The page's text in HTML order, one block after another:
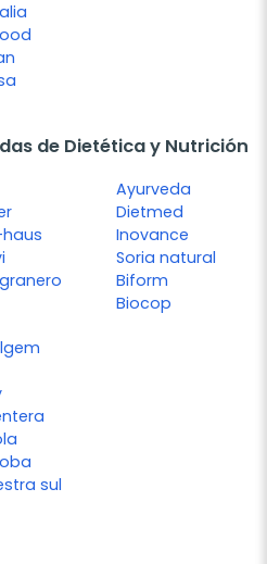
de Dietética y Nutrición
Ayurveda
Dietmed
Inovance
Soria natural
Biform
Biocop
sul